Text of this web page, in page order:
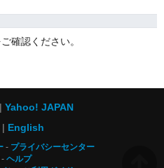
確認ください。
Yahoo! JAPAN
English
プライバシーセンター
ヘルプ